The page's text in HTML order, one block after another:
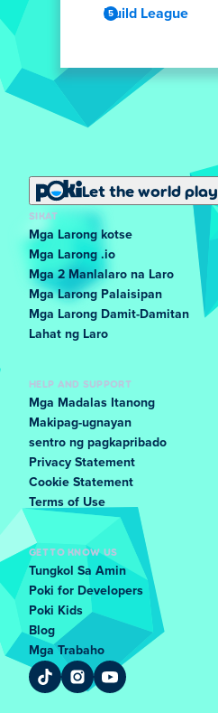
Build League
Let the world play
SIKAT
Mga Larong kotse
Mga Larong .io
Mga 2 Manlalaro na Laro
Mga Larong Palaisipan
Mga Larong Damit-Damitan
Lahat ng Laro
HELP AND SUPPORT
Mga Madalas Itanong
Makipag-ugnayan
sentro ng pagkapribado
Privacy Statement
Cookie Statement
Terms of Use
GET TO KNOW US
Tungkol Sa Amin
Poki for Developers
Poki Kids
Blog
Mga Trabaho